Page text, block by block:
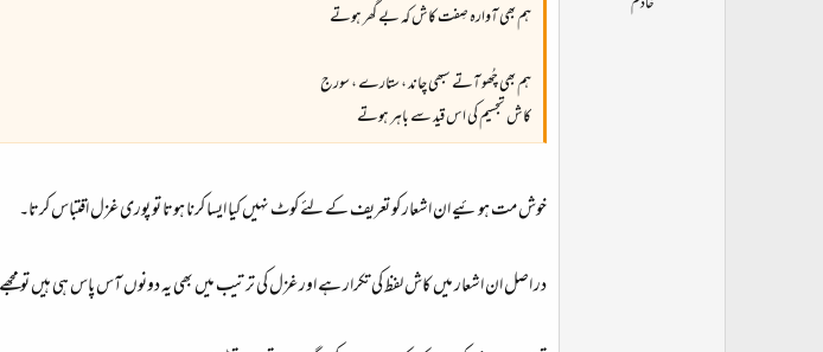
ہم بھی آوارہ صِفت کاش کہ بے گھر ہوتے
ہم بھی چُھو آتے سبھی چاند ، ستارے ، سورج
کاش تجسیم کی اس قید سے باہر ہوتے
خوش مت ہوئیے ان اشعار کو تعریف کے لئے کوٹ نہیں کیا ایسا کرنا ہوتا تو پوری غزل اقتباس کرتا۔
در اصل ان اشعار میں کاش لفظ کی تکرار ہے اور غزل کی ترتیب میں بھی یہ دونوں آس پاس ہی ہیں تو